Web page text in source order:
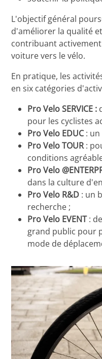
L'objectif général
d'améliorer la qualité
contribuant
voiture vers le vélo.
En pratique, les
en six catégories
Pro Velo SERVICE :
pour les cyclistes
Pro Velo EDUC: un
Pro Velo TOUR:
conditions
Pro Velo
dans la culture
Pro Velo R&D : un
recherche ;
Pro Velo EVENT:
grand public pour
mode de